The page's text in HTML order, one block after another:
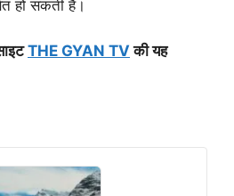
हो सकती है।
THE GYAN TV की यह